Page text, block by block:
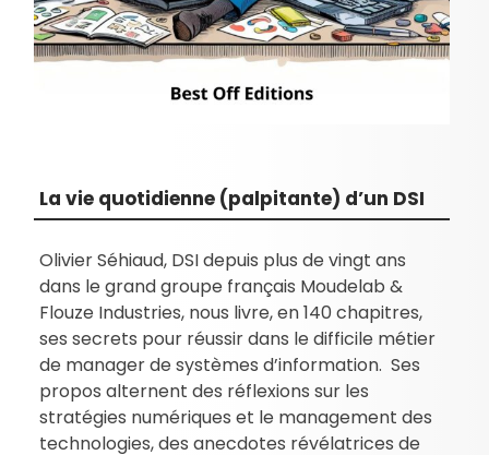
La vie quotidienne (palpitante) d’un DSI
Olivier Séhiaud, DSI depuis plus de vingt ans
dans le grand groupe français Moudelab &
Flouze Industries, nous livre, en 140 chapitres,
ses secrets pour réussir dans le difficile métier
de manager de systèmes d’information. Ses
propos alternent des réflexions sur les
stratégies numériques et le management des
technologies, des anecdotes révélatrices de